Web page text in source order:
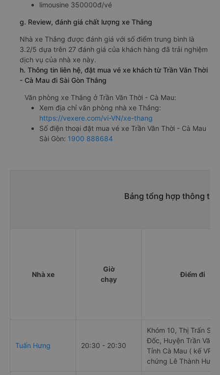
limousine 350000đ/vé
g. Review, đánh giá chất lượng xe Thắng
Nhà xe Thắng được đánh giá với số điểm trung bình là
3.2/5 dựa trên 27 đánh giá của khách hàng đã trải nghiệm
dịch vụ của nhà xe này.
h. Thông tin liên hệ, đặt mua vé xe khách từ Trần Văn Thời
- Cà Mau đi Sài Gòn Thắng
Văn phòng xe Thắng ở Trần Văn Thời - Cà Mau:
Xem địa chỉ văn phòng nhà xe Thắng:
https://vexere.com/vi-VN/xe-thang
Số điện thoại đặt mua vé xe Trần Văn Thời - Cà Mau
Sài Gòn: 1900 888684
Bảng tổng hợp thông tin
Nhà xe
Giờ
chạy
Điểm đi
Tuấn Hưng 20:30 - 20:30
Khóm 10, Thị Trấn
Đốc, Huyện Trần Văn
Tỉnh Cà Mau ( kế VP
chứng Lê Thành